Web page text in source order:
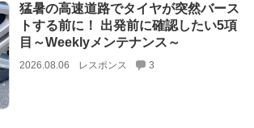
猛暑の高速道路でタイヤが突然バース
トする前に！ 出発前に確認したい5項
目～Weeklyメンテナンス～
2026.08.06 レスポンス 3